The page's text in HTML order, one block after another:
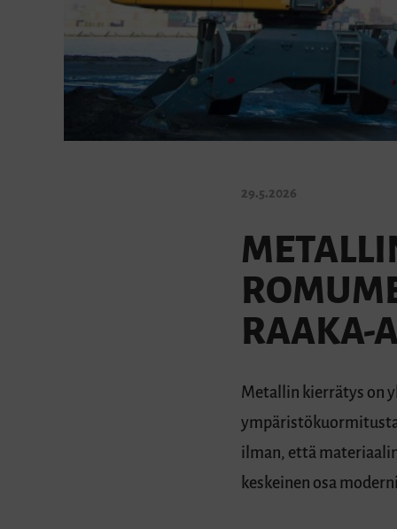
29.5.2026
RAAKA-
Metallin kierrätys on
ilman, että
keskeinen osa